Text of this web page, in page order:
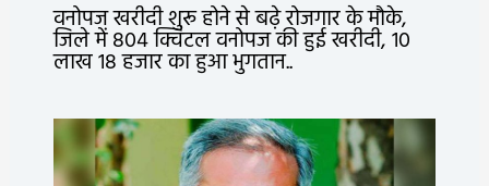
वनोपज खरीदी शुरू होने से बढ़े रोजगार के मौके,
जिले में 804 क्विंटल वनोपज की हुई खरीदी, 10
लाख 18 हजार का हुआ भुगतान..